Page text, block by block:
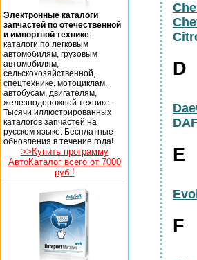
Электронные каталоги
запчастей по отечественной
и импортной технике:
каталоги по легковым
автомобилям, грузовым
автомобилям,
сельскохозяйственной,
спецтехнике, мотоциклам,
автобусам, двигателям,
железнодорожной технике.
Тысячи иллюстрированных
каталогов запчастей на
русском языке. Бесплатные
обновления в течение года!
>>Купить программу
АвтоКаталог всего от 7000
руб.!
D
E
F